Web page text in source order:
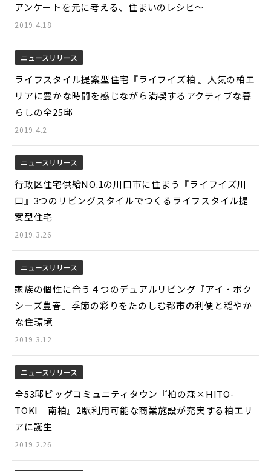
アンケートを元に考える、住まいのレシピ～
2019.4.18
ニュースリリース
ライフスタイル提案型住宅『ライフイズ柏 』人気の柏エ
リアに豊かな時間を感じながら満喫するアクティブな暮
らしの全25邸
2019.4.2
ニュースリリース
行政区住宅供給NO.1の川口市に住まう『ライフイズ川
口』3つのリビングスタイルでつくるライフスタイル提
案型住宅
2019.3.26
ニュースリリース
家族の個性に合う４つのデュアルリビング『アイ・ボク
シーズ豊春』季節の彩りをたのしむ都市の利便と穏やか
な住環境
2019.3.12
ニュースリリース
全53邸ビッグコミュニティタウン『柏の森×HITO-
TOKI 南柏』2駅利用可能な商業施設が充実する柏エリ
アに誕生
2019.2.26